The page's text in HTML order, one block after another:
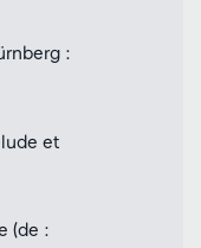
:
et
(de :